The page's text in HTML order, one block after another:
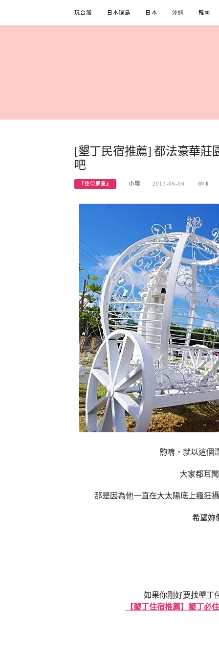
content
玩台灣 日本環島 日本 沖繩 韓國
[墾丁民宿推薦] 都法豪華莊
吧
『住♡屏東』 小環 2013-06-06 0
齁唷，就以這個
大家都耳
那是因為他一直在大太陽底上瘋狂
希望妳
如果你剛好要找墾丁
【墾丁住宿推薦】墾丁必